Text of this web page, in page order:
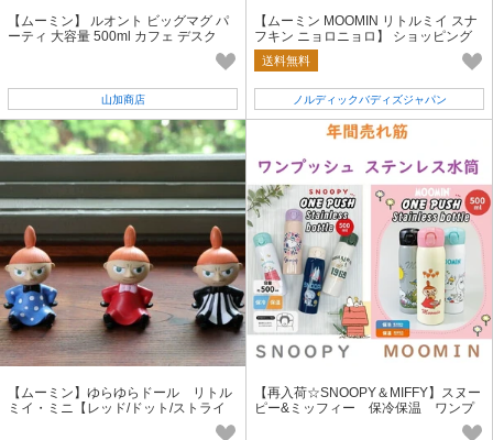
【ムーミン】 ルオント ビッグマグ パ
ーティ 大容量 500ml カフェ デスク
山加商店
【ムーミン MOOMIN リトルミイ スナ
フキン ニョロニョロ】 ショッピング
バッグ
送料無料
ノルディックバディズジャパン
【ムーミン】ゆらゆらドール リトル
ミイ・ミニ【レッド/ドット/ストライ
【再入荷☆SNOOPY＆MIFFY】スヌー
ピー&ミッフィー 保冷保温 ワンプ